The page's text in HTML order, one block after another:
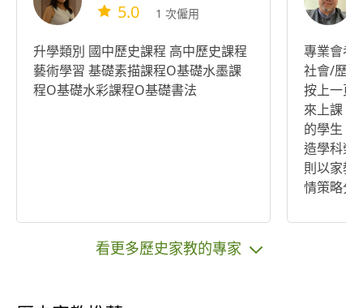
5.0 1 次僱用
升學類別 國中歷史課程 高中歷史課程
藝術學習 基礎素描課程O基礎水墨課
程O基礎水彩課程O基礎書法
專業會考
社會/歷史
按上一頁
來上課，
的學生，
造學科榮景！ 白天在學
則以家教
情策略分
史不分家
看更多歷史家教的專家